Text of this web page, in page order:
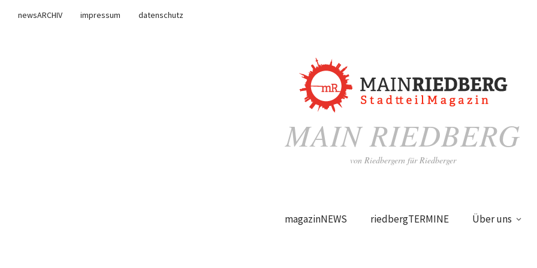
newsARCHIV impressum
datenschutz
MAIN RIEDBERG
von Riedbergern für Riedberger
magazinNEWS riedbergTERMINE Über uns